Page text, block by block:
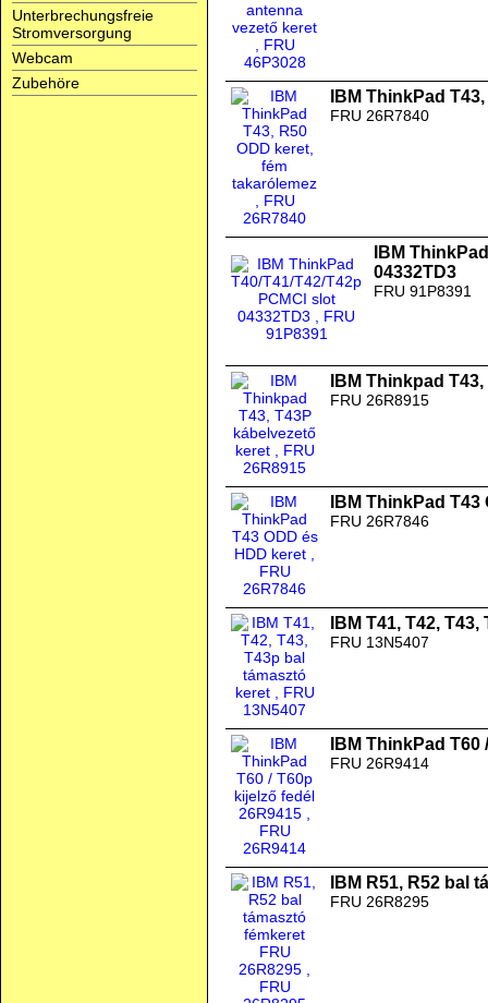
Unterbrechungsfreie
Stromversorgung
Webcam
Zubehöre
IBM ThinkPad
FRU 26R7840
IBM
04332TD3
FRU 91P8391
IBM Thinkpad
FRU 26R8915
IBM ThinkPad
FRU 26R7846
IBM T41, T42,
FRU 13N5407
IBM ThinkPad
FRU 26R9414
IBM R51, R52 bal
FRU 26R8295